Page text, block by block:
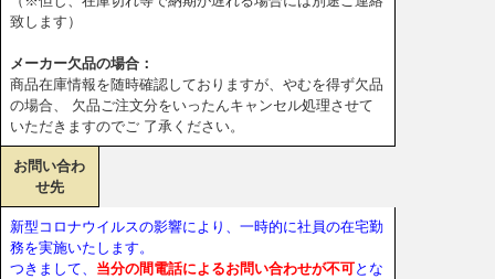
致します）
メーカー欠品の場合：
商品在庫情報を随時確認しておりますが、やむを得ず欠品
の場合、 欠品ご注文分をいったんキャンセル処理させて
いただきますのでご 了承ください。
お問い合わ
せ先
新型コロナウイルスの影響により、一時的に社員の在宅勤
務を実施いたします。
つきまして、 当分の間電話によるお問い合わせが不可とな